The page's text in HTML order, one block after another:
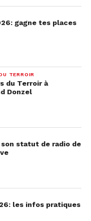
gagne tes places
TERROIR
du Terroir à
Donzel
statut de radio de
les infos pratiques